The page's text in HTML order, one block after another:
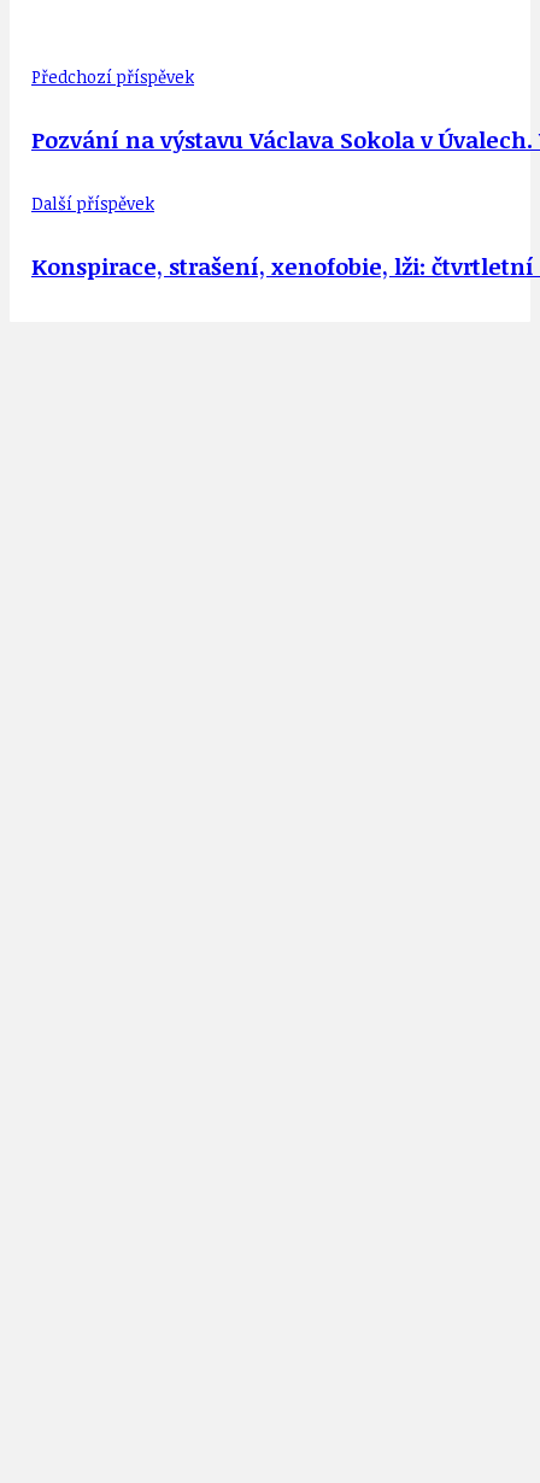
Předchozí příspěvek
Pozvání na výstavu Václava Sokola v
Další příspěvek
Konspirace, strašení, xenofobie, lži: čtvrtletní